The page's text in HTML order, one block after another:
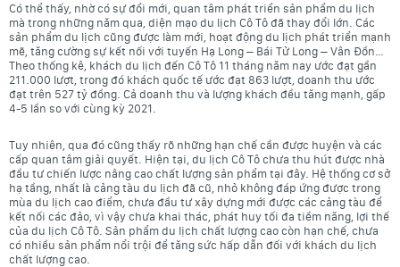
Có thể thấy, nhờ có sự đổi mới, quan tâm phát triển sản phẩm du lịch
mà trong những năm qua, diện mạo du lịch Cô Tô đã thay đổi lớn. Các
sản phẩm du lịch cũng được làm mới, hoạt động du lịch phát triển mạnh
mẽ, tăng cường sự kết nối với tuyến Hạ Long – Bái Tử Long – Vân Đồn…
Theo thống kê, khách du lịch đến Cô Tô 11 tháng năm nay ước đạt gần
211.000 lượt, trong đó khách quốc tế ước đạt 863 lượt, doanh thu ước
đạt trên 527 tỷ đồng. Cả doanh thu và lượng khách đều tăng mạnh, gấp
4-5 lần so với cùng kỳ 2021.
Tuy nhiên, qua đó cũng thấy rõ những hạn chế cần được huyện và các
cấp quan tâm giải quyết. Hiện tại, du lịch Cô Tô chưa thu hút được nhà
đầu tư chiến lược nâng cao chất lượng sản phẩm tại đây. Hệ thống cơ sở
hạ tầng, nhất là cảng tàu du lịch đã cũ, nhỏ không đáp ứng được trong
mùa du lịch cao điểm, chưa đầu tư xây dựng mới được các cảng tàu để
kết nối các đảo, vì vậy chưa khai thác, phát huy tối đa tiềm năng, lợi thế
của du lịch Cô Tô. Sản phẩm du lịch chất lượng cao còn hạn chế, chưa
có nhiều sản phẩm nổi trội để tăng sức hấp dẫn đối với khách du lịch
chất lượng cao.